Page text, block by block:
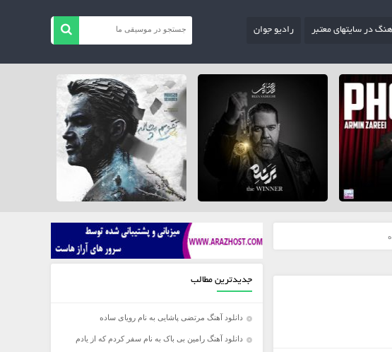
در سایتهای معتبر رادیو جوان
جدیدترین مطالب
دانلود آهنگ مرتضی پاشایی به نام رویای ساده
دانلود آهنگ رامین بی باک به نام سفر کردم که از یادم